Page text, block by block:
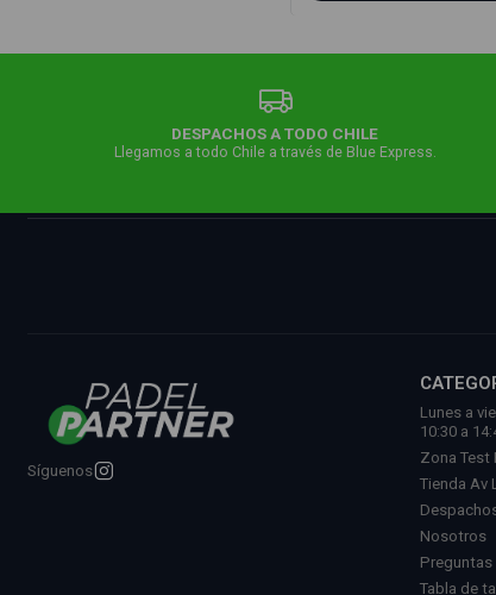
DESPACHOS A TODO CHILE
Llegamos a todo Chile a través de Blue Express.
Síguenos
Lunes a
10:30 a
Zona Test
Tienda Av
Nosotros
Tabla de